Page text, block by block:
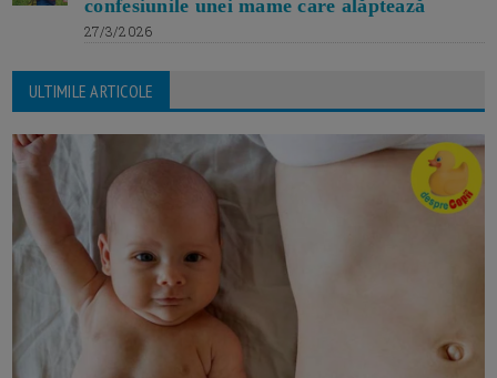
confesiunile unei mame care alăptează
27/3/2026
ULTIMILE ARTICOLE